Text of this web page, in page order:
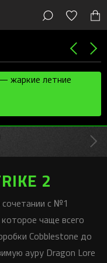
, Россия
жаркие летние
2
с №1
чаще всего
Cobblestone до
ауру Dragon Lore